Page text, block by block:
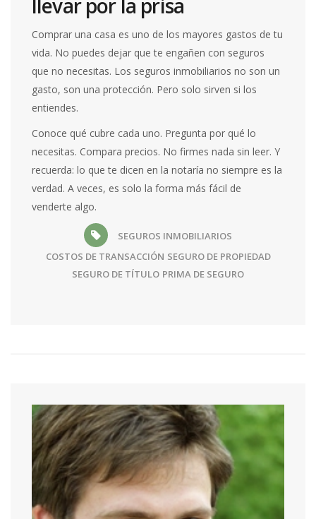
llevar por la prisa
Comprar una casa es uno de los mayores gastos de tu
vida. No puedes dejar que te engañen con seguros
que no necesitas. Los seguros inmobiliarios no son un
gasto, son una protección. Pero solo sirven si los
entiendes.
Conoce qué cubre cada uno. Pregunta por qué lo
necesitas. Compara precios. No firmes nada sin leer. Y
recuerda: lo que te dicen en la notaría no siempre es la
verdad. A veces, es solo la forma más fácil de
venderte algo.
SEGUROS INMOBILIARIOS
COSTOS DE TRANSACCIÓN SEGURO DE PROPIEDAD
SEGURO DE TÍTULO PRIMA DE SEGURO